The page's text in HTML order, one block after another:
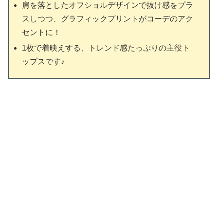
肩を落としたオフショルデザインで抜け感をプラ
スしつつ、グラフィックプリントがコーデのアク
セントに！
1枚で着映えする、トレンド感たっぷりの主役ト
ップスです♪